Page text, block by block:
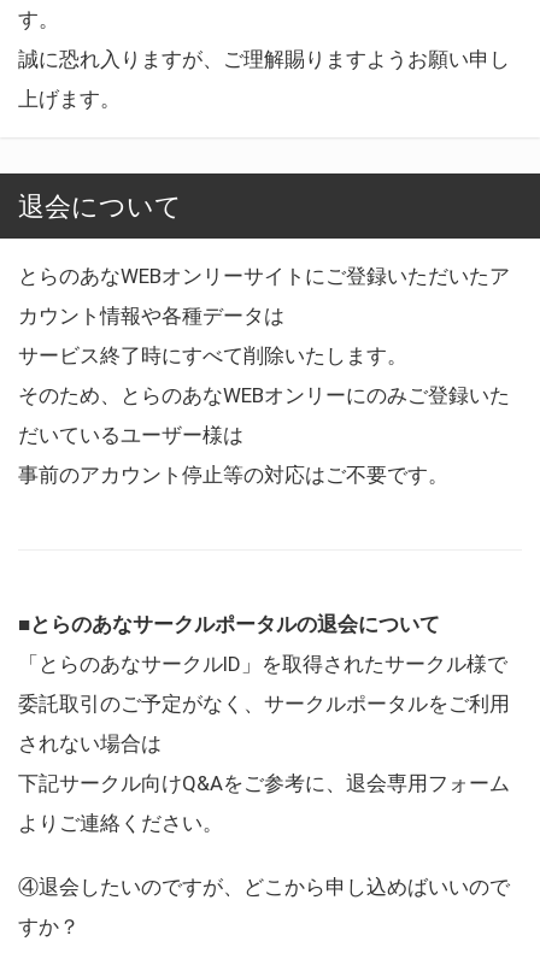
す。
誠に恐れ入りますが、ご理解賜りますようお願い申し
上げます。
退会について
とらのあなWEBオンリーサイトにご登録いただいたア
カウント情報や各種データは
サービス終了時にすべて削除いたします。
そのため、とらのあなWEBオンリーにのみご登録いた
だいているユーザー様は
事前のアカウント停止等の対応はご不要です。
■とらのあなサークルポータルの退会について
「とらのあなサークルID」を取得されたサークル様で
委託取引のご予定がなく、サークルポータルをご利用
されない場合は
下記サークル向けQ&Aをご参考に、退会専用フォーム
よりご連絡ください。
④退会したいのですが、どこから申し込めばいいので
すか？